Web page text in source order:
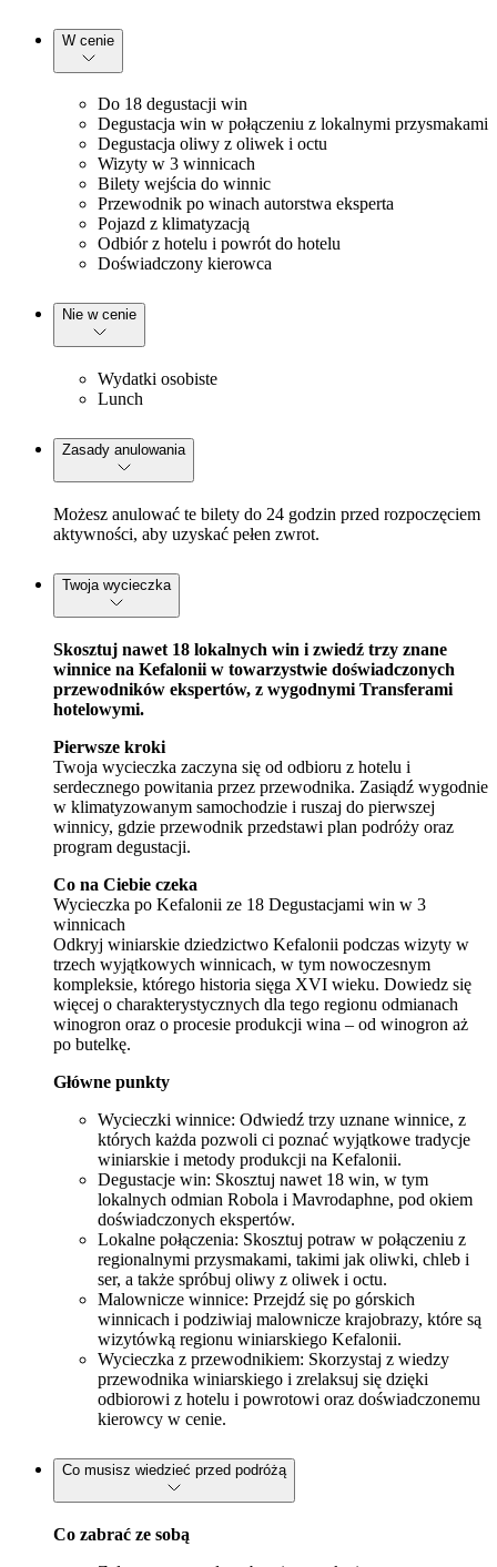
W cenie
Do 18 degustacji win
Degustacja win w połączeniu z lokalnymi przysmakami
Degustacja oliwy z oliwek i octu
Wizyty w 3 winnicach
Bilety wejścia do winnic
Przewodnik po winach autorstwa eksperta
Pojazd z klimatyzacją
Odbiór z hotelu i powrót do hotelu
Doświadczony kierowca
Nie w cenie
Wydatki osobiste
Lunch
Zasady anulowania
Możesz anulować te bilety do 24 godzin przed rozpoczęciem
aktywności, aby uzyskać pełen zwrot.
Twoja wycieczka
Skosztuj nawet 18 lokalnych win i zwiedź trzy znane
winnice na Kefalonii w towarzystwie doświadczonych
przewodników ekspertów, z wygodnymi Transferami
hotelowymi.
Pierwsze kroki
Twoja wycieczka zaczyna się od odbioru z hotelu i
serdecznego powitania przez przewodnika. Zasiądź wygodnie
w klimatyzowanym samochodzie i ruszaj do pierwszej
winnicy, gdzie przewodnik przedstawi plan podróży oraz
program degustacji.
Co na Ciebie czeka
Wycieczka po Kefalonii ze 18 Degustacjami win w 3
winnicach
Odkryj winiarskie dziedzictwo Kefalonii podczas wizyty w
trzech wyjątkowych winnicach, w tym nowoczesnym
kompleksie, którego historia sięga XVI wieku. Dowiedz się
więcej o charakterystycznych dla tego regionu odmianach
winogron oraz o procesie produkcji wina – od winogron aż
po butelkę.
Główne punkty
Wycieczki winnice: Odwiedź trzy uznane winnice, z
których każda pozwoli ci poznać wyjątkowe tradycje
winiarskie i metody produkcji na Kefalonii.
Degustacje win: Skosztuj nawet 18 win, w tym
lokalnych odmian Robola i Mavrodaphne, pod okiem
doświadczonych ekspertów.
Lokalne połączenia: Skosztuj potraw w połączeniu z
regionalnymi przysmakami, takimi jak oliwki, chleb i
ser, a także spróbuj oliwy z oliwek i octu.
Malownicze winnice: Przejdź się po górskich
winnicach i podziwiaj malownicze krajobrazy, które są
wizytówką regionu winiarskiego Kefalonii.
Wycieczka z przewodnikiem: Skorzystaj z wiedzy
przewodnika winiarskiego i zrelaksuj się dzięki
odbiorowi z hotelu i powrotowi oraz doświadczonemu
kierowcy w cenie.
Co musisz wiedzieć przed podróżą
Co zabrać ze sobą